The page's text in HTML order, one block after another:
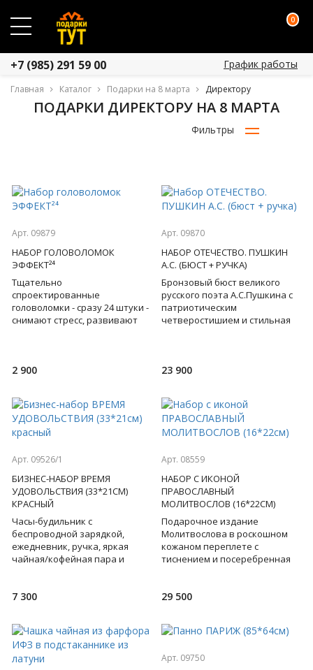
0
+7 (985) 291 59 00 График работы
Главная Каталог Подарки на 8 марта Директору
ПОДАРКИ ДИРЕКТОРУ НА 8 МАРТА
Фильтры
Арт. 09879
НАБОР ГОЛОВОЛОМОК
ЭФФЕКТ²⁴
Тщательно
спроектированные
головоломки - сразу 24 штуки -
снимают стресс, развивают
2 900
Арт. 09870
НАБОР ОТЕЧЕСТВО. ПУШКИН
А.С. (БЮСТ + РУЧКА)
Бронзовый бюст великого
русского поэта А.С.Пушкина с
патриотическим
четверостишием и стильная
23 900
Арт. 09526/1
БИЗНЕС-НАБОР ВРЕМЯ
УДОВОЛЬСТВИЯ (33*21СМ)
КРАСНЫЙ
Часы-будильник с
беспроводной зарядкой,
ежедневник, ручка, яркая
чайная/кофейная пара и
коллеги и
7 300
Арт. 08559
НАБОР С ИКОНОЙ
ПРАВОСЛАВНЫЙ
МОЛИТВОСЛОВ (16*22СМ)
Подарочное издание
Молитвослова в роскошном
кожаном переплете с
тиснением и посеребренная
своему благодар
29 500
Арт. 09750